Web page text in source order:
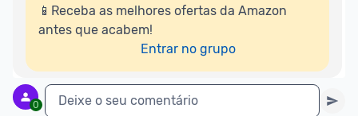
📱Receba as melhores ofertas da Amazon
antes que acabem!
Entrar no grupo
0 Deixe o seu comentário